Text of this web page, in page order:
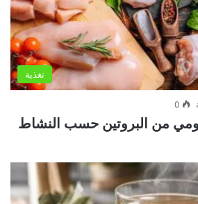
تغذية
0
من البروتين حسب النشاط